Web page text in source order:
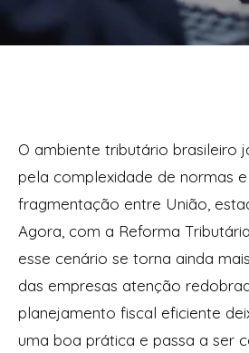
O ambiente tributário brasileiro
pela complexidade de normas
fragmentação entre União,
Agora, com a Reforma
esse cenário se torna ainda
das empresas atenção
planejamento fiscal eficiente
uma boa prática e passa a ser